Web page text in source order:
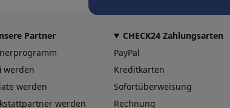
Partner
werden
werden
werden
CHECK24 Zahlungsarten
PayPal
Kreditkarten
Sofortüberweisung
Rechnung